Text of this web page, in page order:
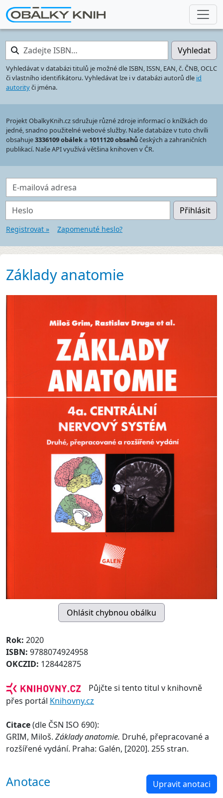
Zadejte ISBN… Vyhledat
Vyhledávat v databázi titulů je možné dle ISBN, ISSN, EAN, č. ČNB, OCLC
či vlastního identifikátoru. Vyhledávat lze i v databázi autorů dle id
autorityči jména.
Projekt ObalkyKnih.cz sdružuje různé zdroje informací o knížkách do
jedné, snadno použitelné webové služby. Naše databáze v tuto chvíli
obsahuje3336109 obáleka 1011120 obsahůčeských a zahraničních
publikací. Naše API využívá většina knihoven v ČR.
E-mailová adresa
Heslo Přihlásit
Registrovat » Zapomenuté heslo?
Základy anatomie
Rok: 2020
ISBN: 9788074924958
OKCZID: 128442875
Půjčte si tento titul v knihovně
přes portál Knihovny.cz
Citace(dle ČSN ISO 690):
GRIM, Miloš. Základy anatomie. Druhé, přepracované a
rozšířené vydání. Praha: Galén, [2020]. 255 stran.
Anotace Upravit anotaci